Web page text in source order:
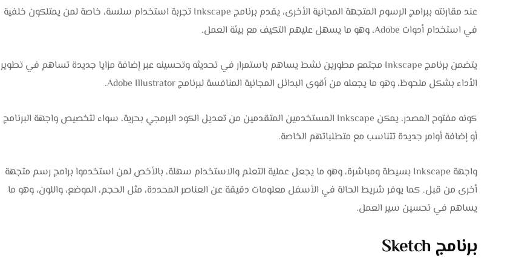
عند مقارنته ببرامج الرسوم المتجهة المجانية الأخرى، يقدم برنامج Inkscape تجربة استخدام سلسة، خاصة لمن يمتلكون خلفية
في استخدام أدوات Adobe، وهو ما يسهل عليهم التكيف مع بيئة العمل.
يتضمن برنامج Inkscape مجتمع مطورين نشط يساهم باستمرار في تحديثه وتحسينه عبر إضافة مزايا جديدة تساهم في تطوير
الأداء بشكل ملحوظ، وهو ما يجعله من أقوى البدائل المجانية المنافسة لبرنامج Adobe Illustrator.
كونه مفتوح المصدر، يمكن Inkscape المستخدمين المتقدمين من تعديل الكود البرمجي بحرية، سواء لتخصيص واجهة البرنامج
أو إضافة أوامر جديدة تتناسب مع متطلباتهم الخاصة.
واجهة Inkscape بسيطة ومباشرة، وهو ما يجعل عملية التعلم والاستخدام سهلة، بالأخص لمن استخدموا برامج رسم متجهة
أخرى من قبل. كما يوفر شريط الحالة في الأسفل معلومات دقيقة عن العناصر المحددة، مثل الحجم، الموضع، واللون، وهو ما
يساهم في تحسين سير العمل.
برنامج Sketch